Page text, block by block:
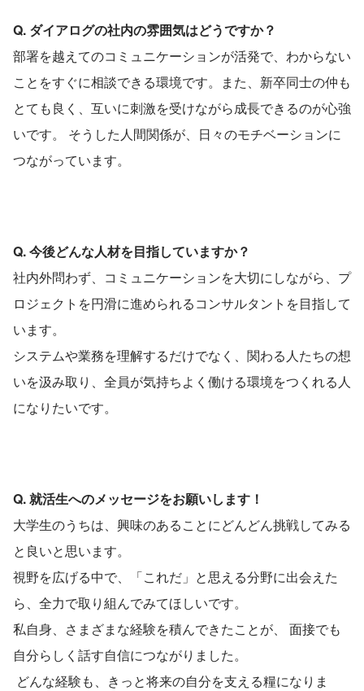
Q. ダイアログの社内の雰囲気はどうですか？
部署を越えてのコミュニケーションが活発で、わからない
ことをすぐに相談できる環境です。また、新卒同士の仲も
とても良く、互いに刺激を受けながら成長できるのが心強
いです。 そうした人間関係が、日々のモチベーションに
つながっています。
Q. 今後どんな人材を目指していますか？
社内外問わず、コミュニケーションを大切にしながら、プ
ロジェクトを円滑に進められるコンサルタントを目指して
います。
システムや業務を理解するだけでなく、関わる人たちの想
いを汲み取り、全員が気持ちよく働ける環境をつくれる人
になりたいです。
Q. 就活生へのメッセージをお願いします！
大学生のうちは、興味のあることにどんどん挑戦してみる
と良いと思います。
視野を広げる中で、「これだ」と思える分野に出会えた
ら、全力で取り組んでみてほしいです。
私自身、さまざまな経験を積んできたことが、 面接でも
自分らしく話す自信につながりました。
どんな経験も、きっと将来の自分を支える糧になりま